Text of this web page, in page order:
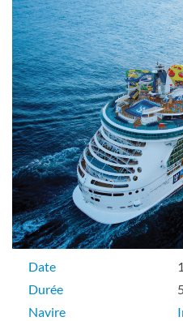
Cabine avec vue sur mer-
Pont 02
Extérieure
Cabine intérieure spacieuse
promenade-[1Q]
Pont 07
Date
Durée
Navire